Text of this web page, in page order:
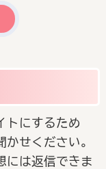
トにするため
せください。
には返信できま